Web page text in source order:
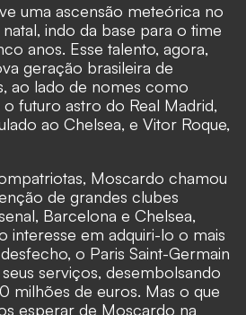
uma ascensão meteórica no
indo da base para o time
anos. Esse talento, agora,
geração brasileira de
ao lado de nomes como
futuro astro do Real Madrid,
ao Chelsea, e Vitor Roque,
Moscardo chamou
de grandes clubes
Barcelona e Chelsea,
interesse em adquiri-lo o mais
o Paris Saint-Germain
serviços, desembolsando
milhões de euros. Mas o que
esperar de Moscardo na